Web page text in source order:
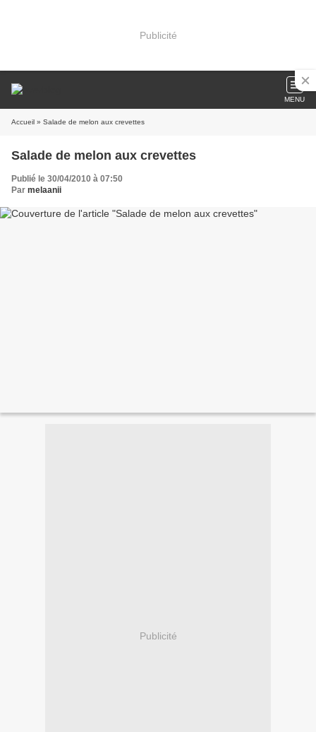
Publicité
MENU
Accueil » Salade de melon aux crevettes
Salade de melon aux crevettes
Publié le 30/04/2010 à 07:50
Par melaanii
Publicité